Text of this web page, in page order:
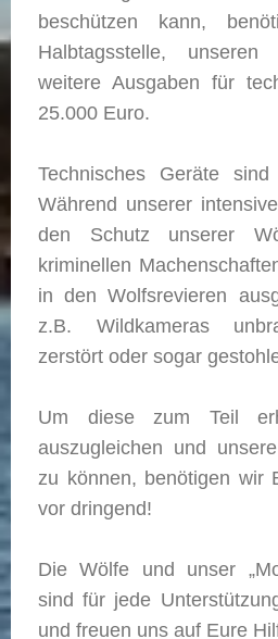
beschützen kann,
Halbtagsstelle,
weitere Ausgaben für
25.000 Euro.
Technisches Geräte
Während unserer
den Schutz unserer
kriminellen
in den Wolfsrevieren
z.B. Wildkameras
zerstört oder sogar
Um diese zum Teil
auszugleichen und
zu können, benötigen wir
vor dringend!
Die Wölfe und unser
sind für jede
und freuen uns auf Eure